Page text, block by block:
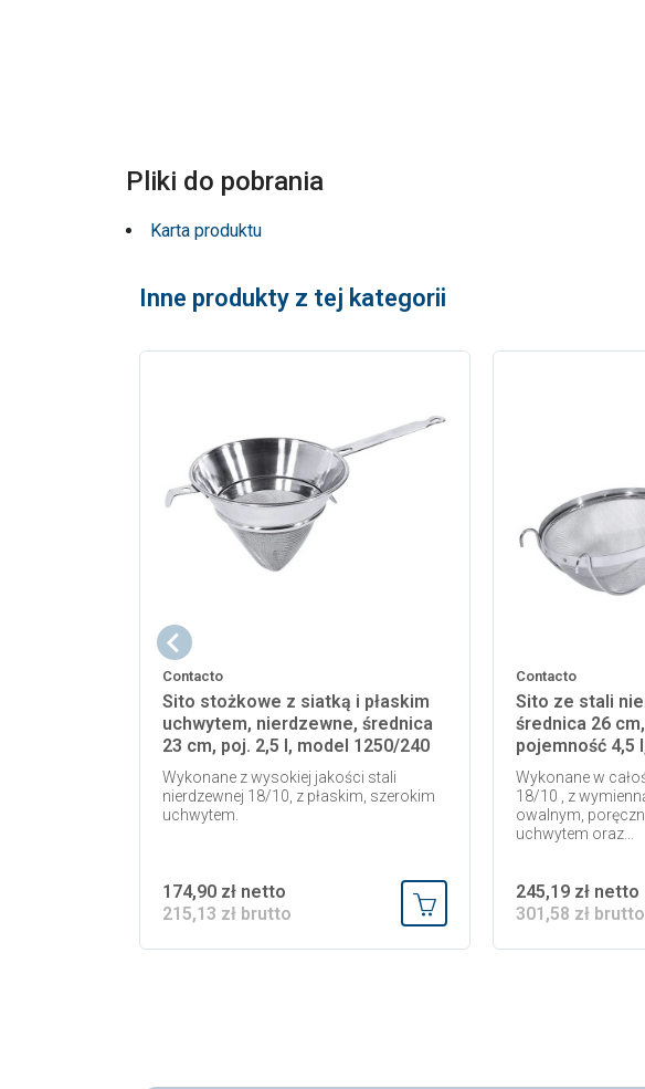
Pliki do pobrania
Karta produktu
Inne produkty z tej kategorii
Contacto
Sito stożkowe z siatką i płaskim
uchwytem, nierdzewne, średnica
23 cm, poj. 2,5 l, model 1250/240
Wykonane z wysokiej jakości stali
nierdzewnej 18/10, z płaskim, szerokim
uchwytem.
174,90 zł netto
215,13 zł brutto
Contacto
Sito ze stali
średnica 26
pojemność 4,5
Wykonane w
18/10 , z
owalnym,
uchwytem oraz...
245,19 zł netto
301,58 zł brutto